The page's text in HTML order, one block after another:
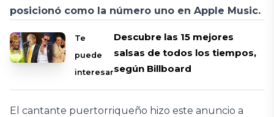
posicionó como la número uno en Apple Music.
Te
puede
interesar
Descubre las 15 mejores
salsas de todos los tiempos,
según Billboard
El cantante puertorriqueño hizo este anuncio a